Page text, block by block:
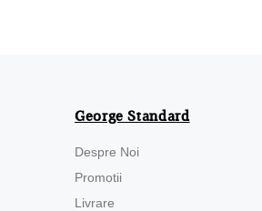
George Standard
Despre Noi
Promotii
Livrare